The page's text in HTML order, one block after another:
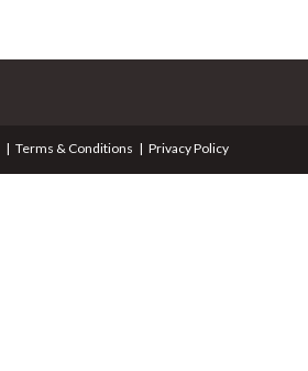
Terms & Conditions Privacy Policy